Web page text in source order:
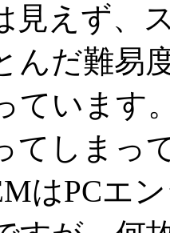
見えず、
んだ難易
ています
てしまっ
はPCエ